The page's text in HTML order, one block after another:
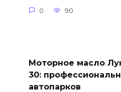
0 90
Моторное масло
30:
автопарков